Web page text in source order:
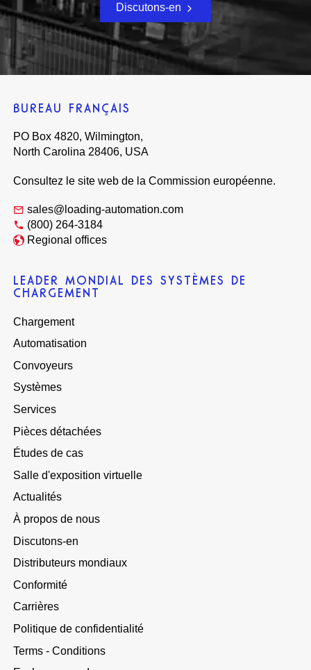
Discutons-en
BUREAU FRANÇAIS
PO Box 4820, Wilmington,
North Carolina 28406, USA
Consultez le site web de la Commission européenne.
sales@loading-automation.com
(800) 264-3184
Regional offices
LEADER MONDIAL DES SYSTÈMES DE
CHARGEMENT
Chargement
Automatisation
Convoyeurs
Systèmes
Services
Pièces détachées
Études de cas
Salle d'exposition virtuelle
Actualités
À propos de nous
Discutons-en
Distributeurs mondiaux
Conformité
Carrières
Politique de confidentialité
Terms - Conditions